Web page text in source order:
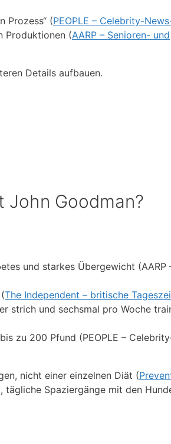
Prozess“ (PEOPLE – Celebrity-
Produktionen (AARP – Senioren- und
Details aufbauen.
John Goodman?
und starkes Übergewicht (AARP
The Independent – britische
strich und sechsmal pro Woche
zu 200 Pfund (PEOPLE –
nicht einer einzelnen Diät (
Spaziergänge mit den